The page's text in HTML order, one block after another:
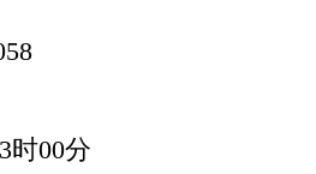
时00分